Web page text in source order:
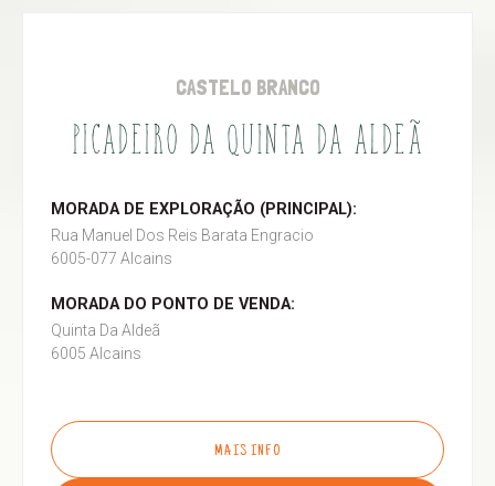
CASTELO BRANCO
PICADEIRO DA QUINTA DA ALDEÃ
MORADA DE EXPLORAÇÃO (PRINCIPAL):
Rua Manuel Dos Reis Barata Engracio
6005-077 Alcains
MORADA DO PONTO DE VENDA:
Quinta Da Aldeã
6005 Alcains
MAIS INFO